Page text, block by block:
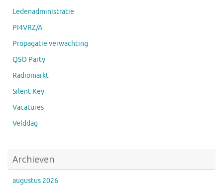
Ledenadministratie
PI4VRZ/A
Propagatie verwachting
QSO Party
Radiomarkt
Silent Key
Vacatures
Velddag
Archieven
augustus 2026